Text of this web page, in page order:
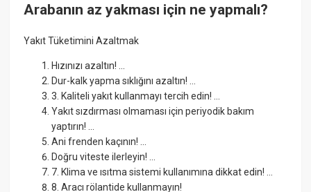
Arabanın az yakması için ne yapmalı?
Yakıt Tüketimini Azaltmak
Hızınızı azaltın! ...
Dur-kalk yapma sıklığını azaltın! ...
3. Kaliteli yakıt kullanmayı tercih edin! ...
Yakıt sızdırması olmaması için periyodik bakım
yaptırın! ...
Ani frenden kaçının! ...
Doğru viteste ilerleyin! ...
7. Klima ve ısıtma sistemi kullanımına dikkat edin! ...
8. Aracı rölantide kullanmayın!